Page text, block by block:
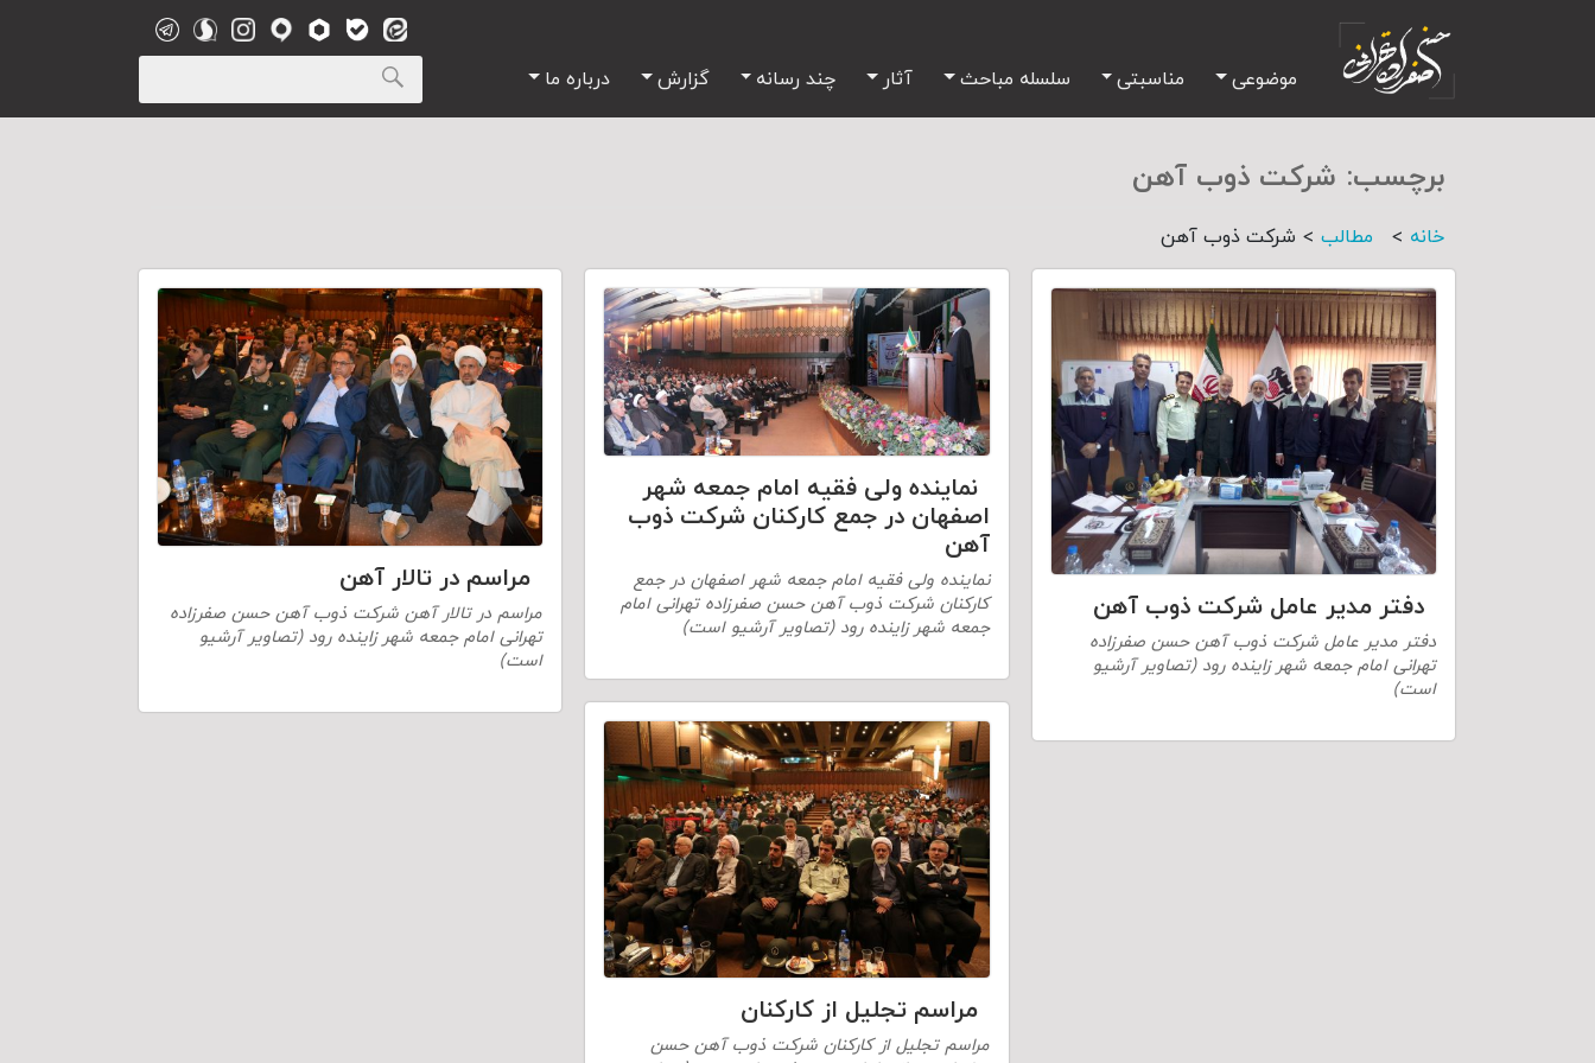
موضوعی مناسبتی سلسله مباحث آثار چند رسانه گزارش درباره ما
برچسب: شرکت ذوب آهن
خانه > مطالب > شرکت ذوب آهن
دفتر مدیر عامل شرکت ذوب آهن
دفتر مدیر عامل شرکت ذوب آهن حسن صفرزاده
تهرانی امام جمعه شهر زاینده رود (تصاویر آرشیو
است)
نماینده ولی فقیه امام جمعه شهر
اصفهان در جمع کارکنان شرکت ذوب
آهن
نماینده ولی فقیه امام جمعه شهر اصفهان در جمع
کارکنان شرکت ذوب آهن حسن صفرزاده تهرانی امام
جمعه شهر زاینده رود (تصاویر آرشیو است)
مراسم در تالار آهن
مراسم در تالار آهن شرکت ذوب آهن حسن صفرزاده
تهرانی امام جمعه شهر زاینده رود (تصاویر آرشیو
است)
مراسم تجلیل از کارکنان
مراسم تجلیل از کارکنان شرکت ذوب آهن حسن